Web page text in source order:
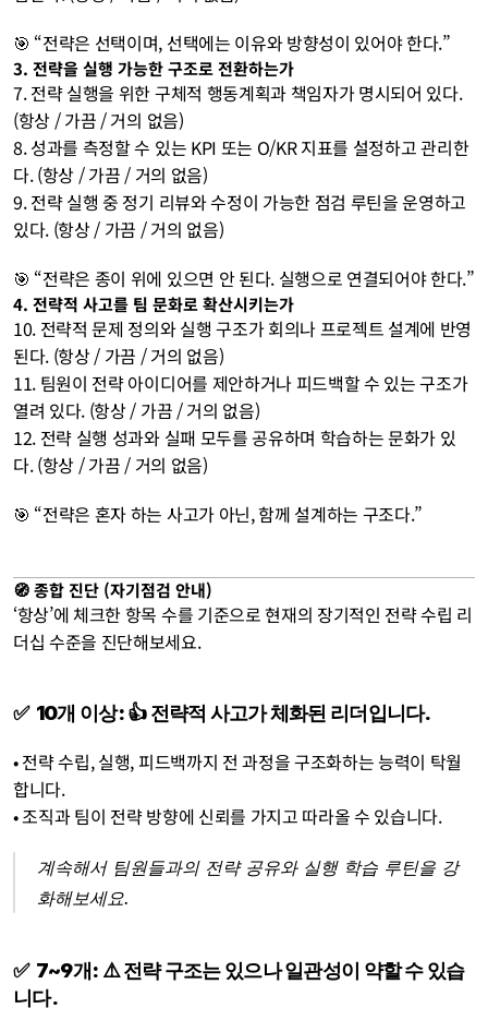
🎯 “전략은 선택이며, 선택에는 이유와 방향성이 있어야 한다.”
3. 전략을 실행 가능한 구조로 전환하는가
7. 전략 실행을 위한 구체적 행동계획과 책임자가 명시되어 있다.
(항상 / 가끔 / 거의 없음)
8. 성과를 측정할 수 있는 KPI 또는 O/KR 지표를 설정하고 관리한
다. (항상 / 가끔 / 거의 없음)
9. 전략 실행 중 정기 리뷰와 수정이 가능한 점검 루틴을 운영하고
있다. (항상 / 가끔 / 거의 없음)
🎯 “전략은 종이 위에 있으면 안 된다. 실행으로 연결되어야 한다.”
4. 전략적 사고를 팀 문화로 확산시키는가
10. 전략적 문제 정의와 실행 구조가 회의나 프로젝트 설계에 반영
된다. (항상 / 가끔 / 거의 없음)
11. 팀원이 전략 아이디어를 제안하거나 피드백할 수 있는 구조가
열려 있다. (항상 / 가끔 / 거의 없음)
12. 전략 실행 성과와 실패 모두를 공유하며 학습하는 문화가 있
다. (항상 / 가끔 / 거의 없음)
🎯 “전략은 혼자 하는 사고가 아닌, 함께 설계하는 구조다.”
🧭 종합 진단 (자기점검 안내)
‘항상’에 체크한 항목 수를 기준으로 현재의 장기적인 전략 수립 리
더십 수준을 진단해보세요.
✅  10개 이상: 👍 전략적 사고가 체화된 리더입니다.
• 전략 수립, 실행, 피드백까지 전 과정을 구조화하는 능력이 탁월
합니다.
• 조직과 팀이 전략 방향에 신뢰를 가지고 따라올 수 있습니다.
계속해서 팀원들과의 전략 공유와 실행 학습 루틴을 강
화해보세요.
✅  7~9개: ⚠️ 전략 구조는 있으나 일관성이 약할 수 있습
니다.